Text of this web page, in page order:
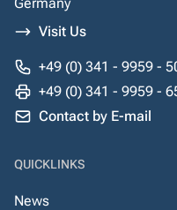
Visit Us
+49 (0) 341 - 9959 -
+49 (0) 341 - 9959 -
Contact by E-mail
QUICKLINKS
News